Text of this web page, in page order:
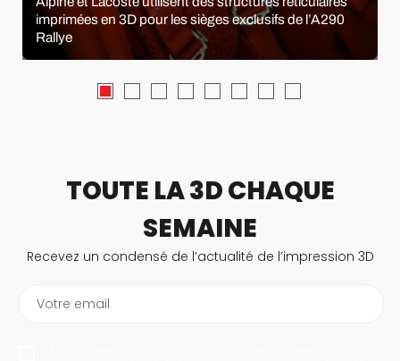
imprimées en 3D pour les sièges exclusifs de l’A290
Rallye
TOUTE LA 3D CHAQUE
SEMAINE
Recevez un condensé de l’actualité de l’impression 3D
Votre email